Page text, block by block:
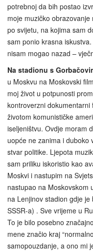
potrebnoj da bih postao
moje muzičko
po svijetu, na kojima sam
sam ponio krasna
nisam mogao nazad –
Na stadionu s
u Moskvu na Moskovski
moj život u potpunosti
kontroverzni dokumentarni
životom komunističke
iseljeništvu. Ovdje moram
uopće ne zanima i duboko
stvar politike. Ljepota
sam priliku iskoristio kao
Moskvi i nastupim na
nastupao na Moskovskom
na Lenjinov stadion gdje
SSSR-a) . Sve vrijeme u
To je bilo posebno
mene značio kraj
samopouzdanje, a ono mi